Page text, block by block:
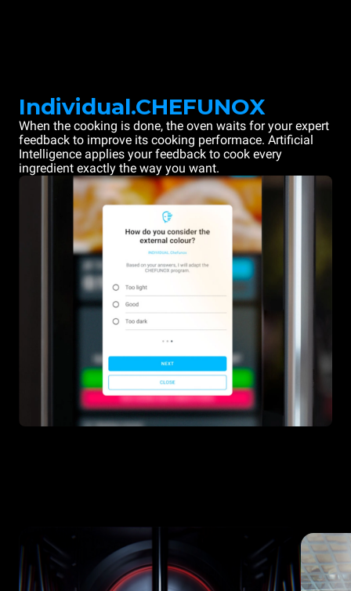
Individual.CHEFUNOX
When the cooking is done, the oven waits for your expert
feedback to improve its cooking performace. Artificial
Intelligence applies your feedback to cook every
ingredient exactly the way you want.